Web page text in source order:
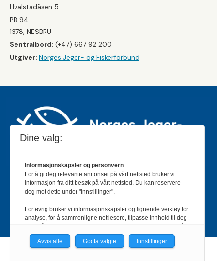
Hvalstadåsen 5
PB 94
1378, NESBRU
Sentralbord: (+47) 667 92 200
Utgiver: Norges Jeger- og Fiskerforbund
Jakt & Fiske er landets største og eldste magasin for
jakt- og fiskeinteresserte med 195 000 månedlige
Bladet er en månedlig publikasjon og utgis av Norges
Jeger- og Fiskerforbund.
Meld deg inn her
Dine valg:
Informasjonskapsler og personvern
For å gi deg relevante annonser på vårt nettsted bruker vi
informasjon fra ditt besøk på vårt nettsted. Du kan reservere
deg mot dette under "Innstillinger".
For øvrig bruker vi informasjonskapsler og lignende verktøy for
analyse, for å sammenligne nettlesere, tilpasse innhold til deg
personvernerklæring.
Avvis alle Godta valgte Innstillinger